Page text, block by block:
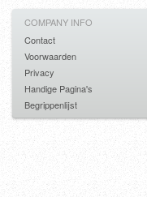
COMPANY INFO
Contact
Voorwaarden
Privacy
Handige Pagina's
Begrippenlijst